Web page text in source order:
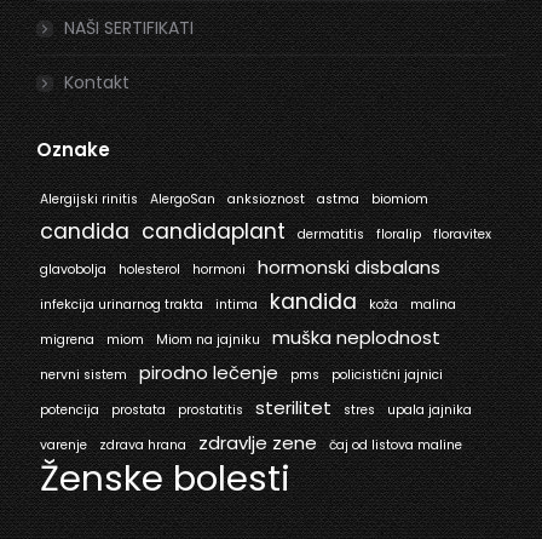
NAŠI SERTIFIKATI
Kontakt
Oznake
Alergijski rinitis AlergoSan anksioznost astma biomiom
candida candidaplant dermatitis floralip
floravitex
glavobolja
holesterol hormoni hormonski disbalans
infekcija urinarnog trakta intima kandida koža
malina
migrena
miom Miom na jajniku muška neplodnost
nervni sistem pirodno lečenje pms
policistični jajnici
potencija
prostata prostatitis sterilitet stres
upala jajnika
varenje
zdrava hrana zdravlje zene čaj od listova maline
Ženske bolesti